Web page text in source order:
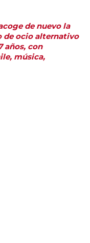
de nuevo la
de ocio alternativo
años, con
música,